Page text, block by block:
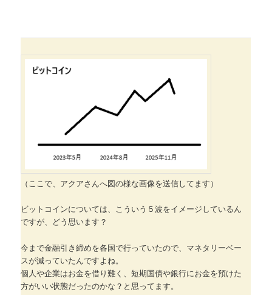
（ここで、アクアさんへ図の様な画像を送信してます）
ビットコインについては、こういう５波をイメージしているん
ですが、どう思います？
今まで金融引き締めを各国で行っていたので、マネタリーベー
スが減っていたんですよね。
個人や企業はお金を借り難く、短期国債や銀行にお金を預けた
方がいい状態だったのかな？と思ってます。